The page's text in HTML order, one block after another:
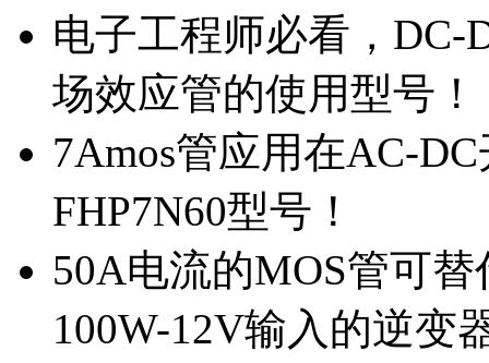
电子工程师必看，DC-
场效应管的使用型号！
7Amos管应用在AC-
FHP7N60型号！
50A电流的MOS管可
100W-12V输入的逆变